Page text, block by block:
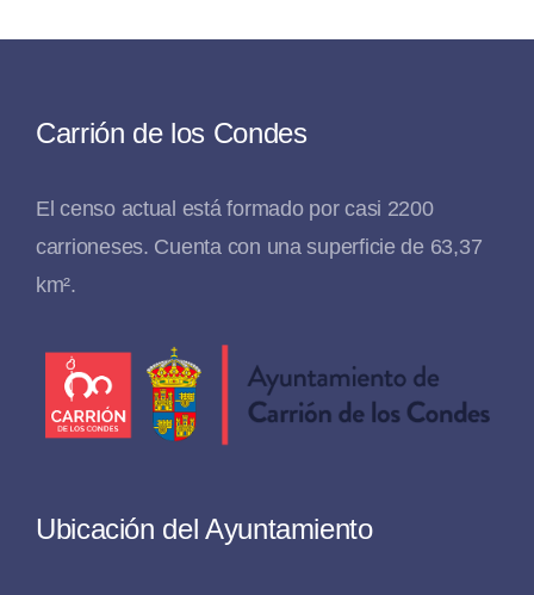
Carrión de los Condes
El censo actual está formado por casi 2200
carrioneses. Cuenta con una superficie de 63,37
km².
Ubicación del Ayuntamiento